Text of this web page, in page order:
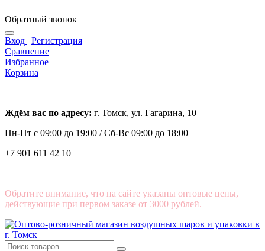
Обратный звонок
Вход | Регистрация
Сравнение
Избранное
Корзина
Ждём вас по адресу: г. Томск, ул. Гагарина, 10
Пн-Пт с 09:00 до 19:00 /Сб-Вс 09:00 до 18:00
+7 901 611 42 10
Обратите внимание, что на сайте указаны оптовые цены,
действующие при первом заказе от 3000 рублей.